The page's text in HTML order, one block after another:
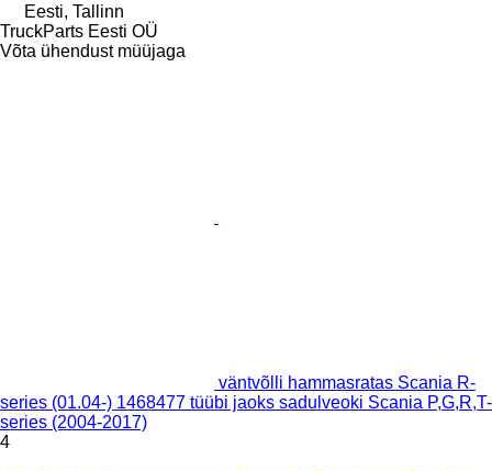
Eesti, Tallinn
TruckParts Eesti OÜ
Võta ühendust müüjaga
väntvõlli hammasratas Scania R-
series (01.04-) 1468477 tüübi jaoks sadulveoki Scania P,G,R,T-
series (2004-2017)
4